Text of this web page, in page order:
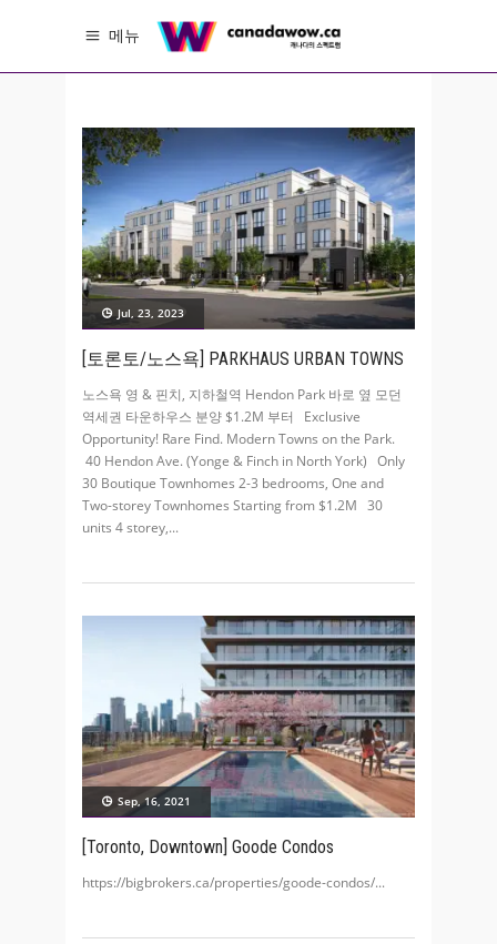
메뉴
Jul, 23, 2023
[토론토/노스욕] PARKHAUS URBAN TOWNS
노스욕 영 & 핀치, 지하철역 Hendon Park 바로 옆 모던
역세권 타운하우스 분양 $1.2M 부터 Exclusive
Opportunity! Rare Find. Modern Towns on the Park.
40 Hendon Ave. (Yonge & Finch in North York) Only
30 Boutique Townhomes 2-3 bedrooms, One and
Two-storey Townhomes Starting from $1.2M 30
units 4 storey,
Sep, 16, 2021
[Toronto, Downtown] Goode Condos
https://bigbrokers.ca/properties/goode-condos/